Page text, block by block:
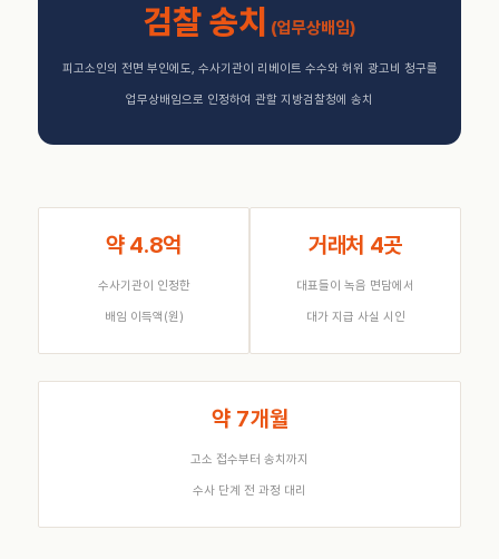
검찰 송치 (업무상배임)
피고소인의 전면 부인에도, 수사기관이 리베이트 수수와 허위 광고비 청구를
업무상배임으로 인정하여 관할 지방검찰청에 송치
약 4.8억
수사기관이 인정한
배임 이득액(원)
거래처 4곳
대표들이 녹음 면담에서
대가 지급 사실 시인
약 7개월
고소 접수부터 송치까지
수사 단계 전 과정 대리